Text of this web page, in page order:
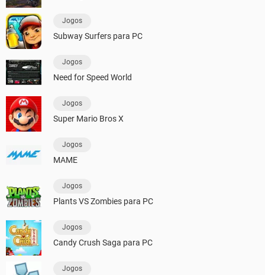
Jogos
Subway Surfers para PC
Jogos
Need for Speed World
Jogos
Super Mario Bros X
Jogos
MAME
Jogos
Plants VS Zombies para PC
Jogos
Candy Crush Saga para PC
Jogos